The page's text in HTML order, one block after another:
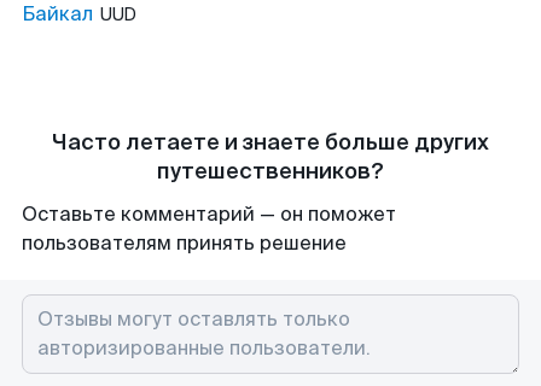
Байкал UUD
Часто летаете и знаете больше других
путешественников?
Оставьте комментарий — он поможет
пользователям принять решение